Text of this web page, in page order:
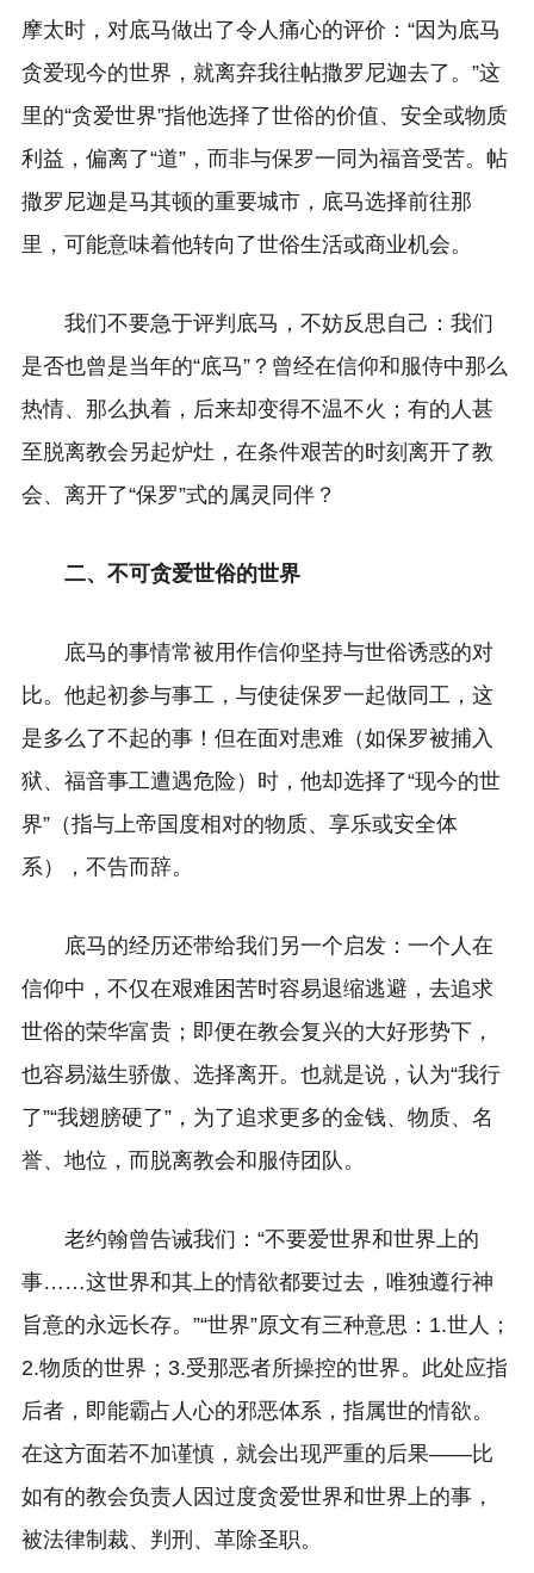
摩太时，对底马做出了令人痛心的评价：“因为底马
贪爱现今的世界，就离弃我往帖撒罗尼迦去了。”这
里的“贪爱世界”指他选择了世俗的价值、安全或物质
利益，偏离了“道”，而非与保罗一同为福音受苦。帖
撒罗尼迦是马其顿的重要城市，底马选择前往那
里，可能意味着他转向了世俗生活或商业机会。
我们不要急于评判底马，不妨反思自己：我们
是否也曾是当年的“底马”？曾经在信仰和服侍中那么
热情、那么执着，后来却变得不温不火；有的人甚
至脱离教会另起炉灶，在条件艰苦的时刻离开了教
会、离开了“保罗”式的属灵同伴？
二、不可贪爱世俗的世界
底马的事情常被用作信仰坚持与世俗诱惑的对
比。他起初参与事工，与使徒保罗一起做同工，这
是多么了不起的事！但在面对患难（如保罗被捕入
狱、福音事工遭遇危险）时，他却选择了“现今的世
界”（指与上帝国度相对的物质、享乐或安全体
系），不告而辞。
底马的经历还带给我们另一个启发：一个人在
信仰中，不仅在艰难困苦时容易退缩逃避，去追求
世俗的荣华富贵；即便在教会复兴的大好形势下，
也容易滋生骄傲、选择离开。也就是说，认为“我行
了”“我翅膀硬了”，为了追求更多的金钱、物质、名
誉、地位，而脱离教会和服侍团队。
老约翰曾告诫我们：“不要爱世界和世界上的
事……这世界和其上的情欲都要过去，唯独遵行神
旨意的永远长存。”“世界”原文有三种意思：1.世人；
2.物质的世界；3.受那恶者所操控的世界。此处应指
后者，即能霸占人心的邪恶体系，指属世的情欲。
在这方面若不加谨慎，就会出现严重的后果——比
如有的教会负责人因过度贪爱世界和世界上的事，
被法律制裁、判刑、革除圣职。